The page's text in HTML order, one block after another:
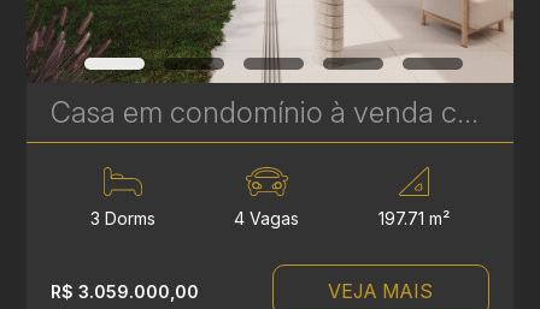
Casa em condomínio à venda com 3 suítes em Campina do Siqueira - 314,84 m² privativos - Casa Áurea | Ref. 1781
3 Dorms 4 Vagas 197.71 m²
R$ 3.059.000,00 VEJA MAIS